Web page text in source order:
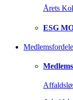
Årets
ESG
Medlemsfordele